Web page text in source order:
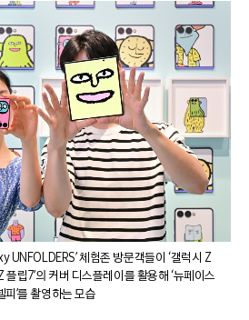
UNFOLDERS’ 체험존 방문객들이 ‘갤럭시 Z
플립7’의 커버 디스플레이를 활용해 ‘뉴페이스
피’를 촬영하는 모습